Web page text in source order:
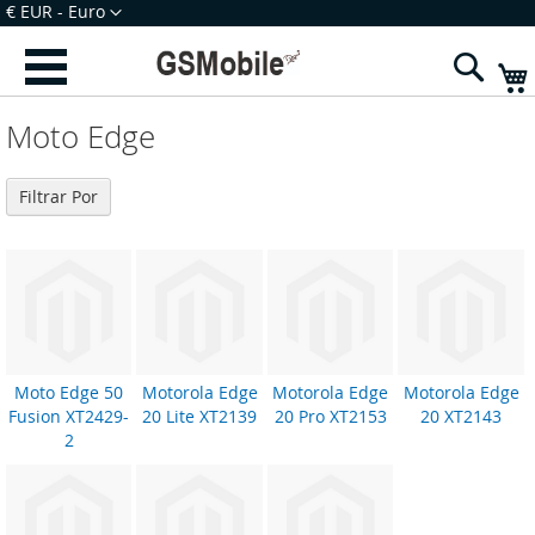
Ir
para
Conteúdo
Moeda
€ EUR - Euro
Moto Edge
Moto Edge 50
Fusion XT2429-
2
Motorola Edge
20 Lite XT2139
Motorola Edge
20 Pro XT2153
Motorola Edge
20 XT2143
Filtrar Por